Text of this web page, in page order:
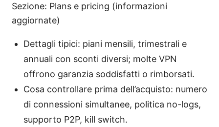
Sezione: Plans e pricing (informazioni
aggiornate)
Dettagli tipici: piani mensili, trimestrali e
annuali con sconti diversi; molte VPN
offrono garanzia soddisfatti o rimborsati.
Cosa controllare prima dell’acquisto: numero
di connessioni simultanee, politica no-logs,
supporto P2P, kill switch.